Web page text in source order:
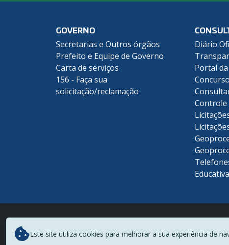
GOVERNO
Secretarias e Outros órgãos
Prefeito e Equipe de Governo
Carta de serviços
156 - Faça sua
solicitação/reclamação
Diário
Portal
Este site utiliza cookies para melhorar a sua experiência de